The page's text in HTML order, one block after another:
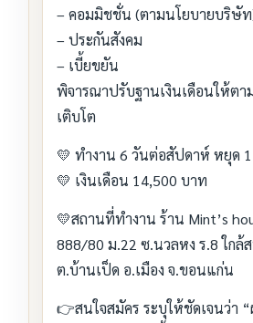
– คอมมิชชั่น (ตามนโยบายบริษั
– ประกันสังคม
– เบี้ยขยัน
พิจารณาปรับฐานเงินเดือนให้ตา
เติบโต
💛 ทำงาน 6 วันต่อสัปดาห์ หยุด
💛 เงินเดือน 14,500 บาท
💛สถานที่ทำงาน ร้าน Mint’s
888/80 ม.22 ซ.นวลหง ร.8 ใก
ต.บ้านเป็ด อ.เมือง จ.ขอนแก่น
👉สนใจสมัคร ระบุให้ชัดเจนว่า “